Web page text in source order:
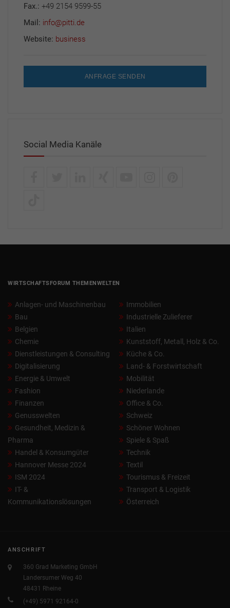
Fax.: +49 2154 9599-55
Mail: info@pitti.de
Website: business
ANFRAGE SENDEN
Social Media Kanäle
WIRTSCHAFTSFORUM THEMENWELTEN
Anlagen- und Maschinenbau
Bau
Belgien
Chemie
Dienstleistungen & Consulting
Digitalisierung
Energie & Umwelt
Fashion
Finanzen
Genusswelten
Gesundheit, Medizin &
Pharma
Handel & Konsumgüter
Hannover Messe 2024
ISM 2024
IT- &
Kommunikationslösungen
Immobilien
Industrielle Zulieferer
Italien
Kunststoff, Metall, Holz & Co.
Küche & Co.
Land- & Forstwirtschaft
Mobilität
Niederlande
Office & Co.
Schweiz
Schöner Wohnen
Spiele & Spaß
Technik
Textil
Tourismus & Freizeit
Transport & Logistik
Österreich
ANSCHRIFT
360 Grad Marketing GmbH
Landersumer Weg 40
48431 Rheine
(+49) 5971 92164-0